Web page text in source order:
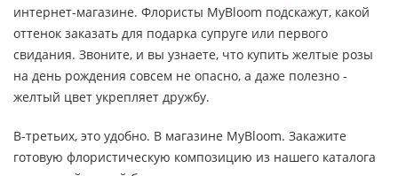
интернет-магазине. Флористы MyBloom подскажут, какой
оттенок заказать для подарка супруге или первого
свидания. Звоните, и вы узнаете, что купить желтые розы
на день рождения совсем не опасно, а даже полезно -
желтый цвет укрепляет дружбу.
В-третьих, это удобно. В магазине MyBloom. Закажите
готовую флористическую композицию из нашего каталога